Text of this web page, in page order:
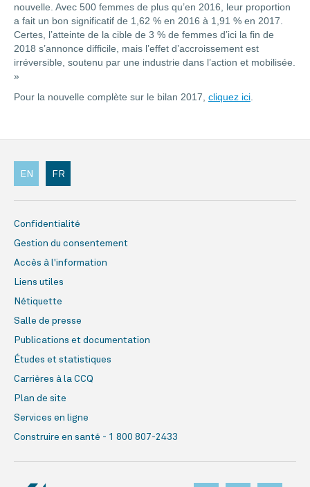
nouvelle. Avec 500 femmes de plus qu’en 2016, leur proportion
a fait un bon significatif de 1,62 % en 2016 à 1,91 % en 2017.
Certes, l’atteinte de la cible de 3 % de femmes d’ici la fin de
2018 s’annonce difficile, mais l’effet d’accroissement est
irréversible, soutenu par une industrie dans l’action et mobilisée.
»
Pour la nouvelle complète sur le bilan 2017, cliquez ici
Confidentialité
Gestion du consentement
Accès à l'information
Liens utiles
Nétiquette
Salle de presse
Publications et documentation
Études et statistiques
Carrières à la CCQ
Plan de site
Services en ligne
Construire en santé - 1 800 807-2433
EN FR